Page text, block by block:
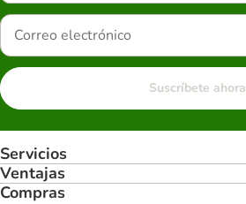
Suscríbete ahora
Servicios
Ventajas
Compras